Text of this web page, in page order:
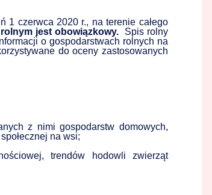
1 czerwca 2020 r., na terenie całego
jest obowiązkowy.
Spis rolny
o gospodarstwach rolnych na
do oceny zastosowanych
z nimi gospodarstw domowych,
na wsi;
trendów hodowli zwierząt